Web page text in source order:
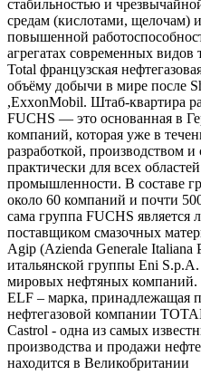
стабильностью и
средам (кислотами, щелочам)
повышенной
агрегатах современных видов
Total французская
объёму добычи в мире после
,ExxonMobil. Штаб-квартира
FUCHS — это основанная в
компаний, которая уже в
разработкой, производством
практически для всех
промышленности. В составе
около 60 компаний и почти
сама группа FUCHS
поставщиком смазочных
Agip (Azienda Generale
итальянской группы Eni
мировых нефтяных компаний.
ELF – марка, принадлежащая
нефтегазовой компании
Castrol - одна из самых
производства и продажи
находится в Великобритании